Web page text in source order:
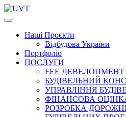
Наші Проєкти
Відбудова України
Портфоліо
ПОСЛУГИ
FEE ДЕВЕЛОПМЕНТ
БУДІВЕЛЬНИЙ
УПРАВЛІННЯ
ФІНАНСОВА
РОЗРОБКА